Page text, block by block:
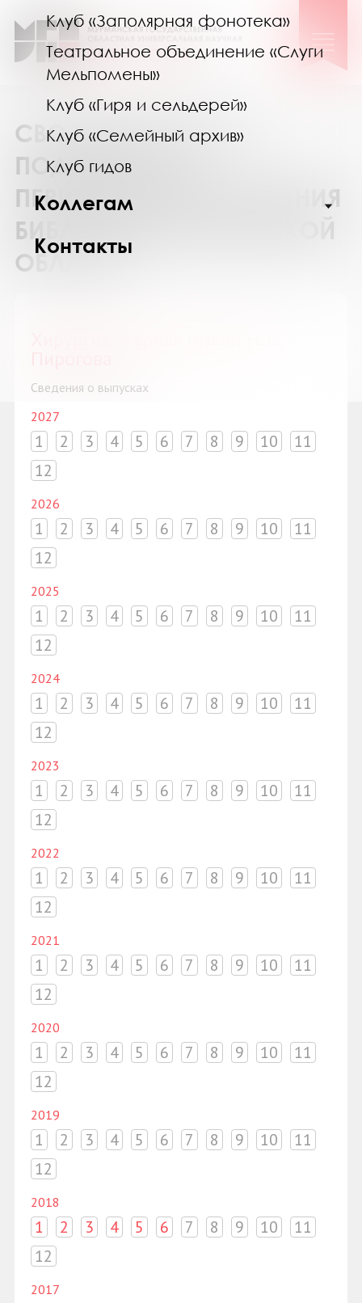
Клуб «Заполярная фонотека»
Театральное объединение «Слуги
Мельпомены»
Клуб «Гиря и сельдерей»
Клуб «Семейный архив»
Клуб гидов
Коллегам
Контакты
СВОДНЫЙ КАТАЛОГ
ПОДПИСКИ НА
ПЕРИОДИЧЕСКИЕ ИЗДАНИЯ
БИБЛИОТЕК МУРМАНСКОЙ
ОБЛАСТИ
Пирогова
Сведения о выпусках
2027
1 2 3 4 5 6 7 8 9 10
11
12
2026
1 2 3 4 5 6 7 8 9 10
11
12
2025
1 2 3 4 5 6 7 8 9 10
11
12
2024
1 2 3 4 5 6 7 8 9 10
11
12
2023
1 2 3 4 5 6 7 8 9 10
11
12
2022
1 2 3 4 5 6 7 8 9 10
11
12
2021
1 2 3 4 5 6 7 8 9 10
11
12
2020
1 2 3 4 5 6 7 8 9 10
11
12
2019
1 2 3 4 5 6 7 8 9 10
11
12
2018
1 2 3 4 5 6 7 8 9 10
11
12
2017